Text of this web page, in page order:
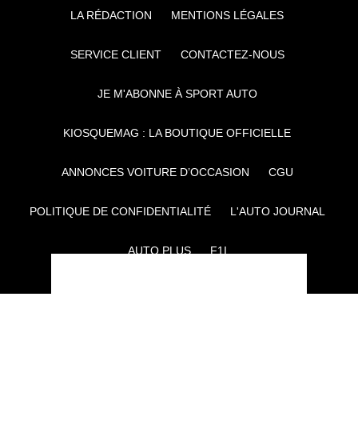
LA RÉDACTION MENTIONS LÉGALES
SERVICE CLIENT CONTACTEZ-NOUS
JE M'ABONNE À SPORT AUTO
KIOSQUEMAG : LA BOUTIQUE OFFICIELLE
ANNONCES VOITURE D’OCCASION CGU
POLITIQUE DE CONFIDENTIALITÉ L'AUTO JOURNAL
AUTO PLUS F1I